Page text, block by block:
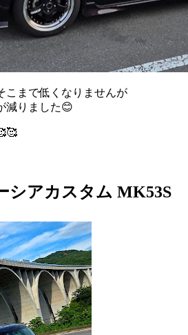
こまで低くなりませんが
減りました😊
シアカスタム MK53S